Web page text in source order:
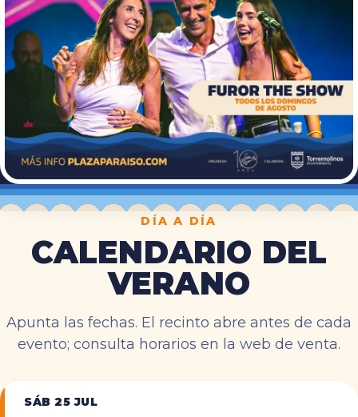
DÍA A DÍA
CALENDARIO DEL
VERANO
Apunta las fechas. El recinto abre antes de cada
evento; consulta horarios en la web de venta.
SÁB 25 JUL